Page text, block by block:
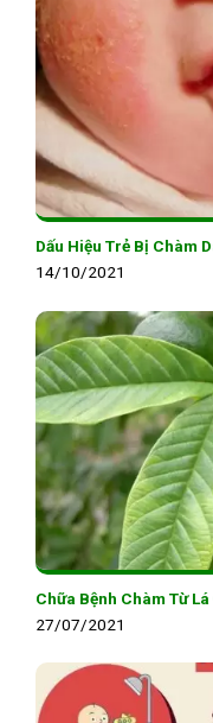
Dấu Hiệu Trẻ Bị Chàm
14/10/2021
Chữa Bệnh Chàm Từ
27/07/2021